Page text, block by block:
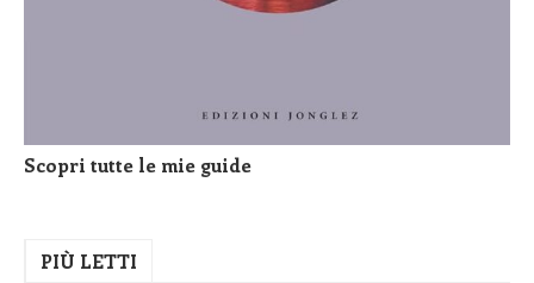
Scopri tutte le mie guide
PIÙ LETTI